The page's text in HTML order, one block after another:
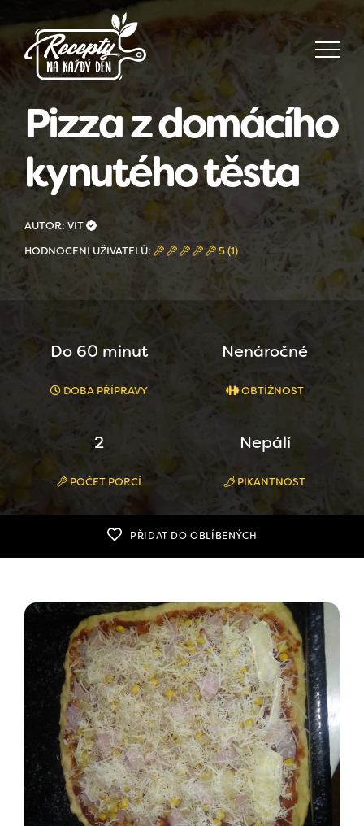
Pizza z domácího
kynutého těsta
AUTOR: VIT
HODNOCENÍ UŽIVATELŮ:
5 (1)
Do 60 minut
DOBA PŘÍPRAVY
Nenáročné
OBTÍŽNOST
2
POČET PORCÍ
Nepálí
PIKANTNOST
PŘIDAT DO OBLÍBENÝCH